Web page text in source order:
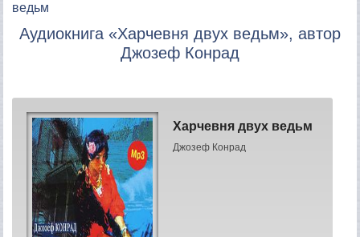
ведьм
Аудиокнига «Харчевня двух ведьм», автор
Джозеф Конрад
Харчевня двух ведьм
Джозеф Конрад